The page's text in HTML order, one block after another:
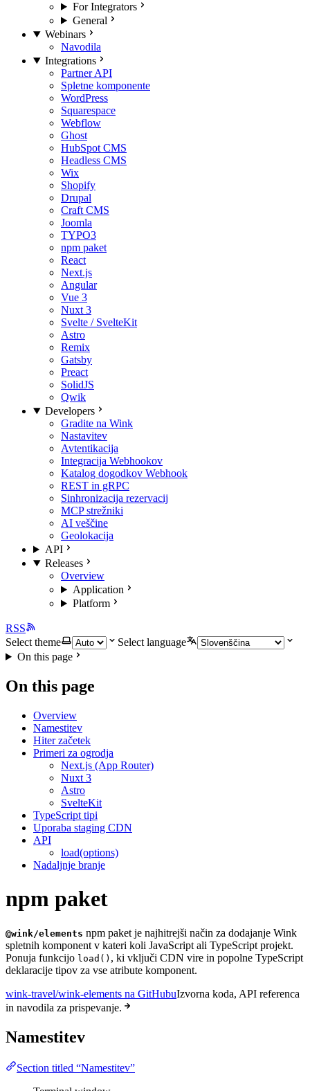
For Integrators
General
Webinars
Navodila
Integrations
Partner API
Spletne komponente
WordPress
Squarespace
Webflow
Ghost
HubSpot CMS
Headless CMS
Wix
Shopify
Drupal
Craft CMS
Joomla
TYPO3
npm paket
React
Next.js
Angular
Vue 3
Nuxt 3
Svelte / SvelteKit
Astro
Remix
Gatsby
Preact
SolidJS
Qwik
Developers
Gradite na Wink
Nastavitev
Avtentikacija
Integracija Webhookov
Katalog dogodkov Webhook
REST in gRPC
Sinhronizacija rezervacij
MCP strežniki
AI veščine
Geolokacija
API
Releases
Overview
Application
Platform
RSS
Select theme
Select language
On this page
On this page
Overview
Namestitev
Hiter začetek
Primeri za ogrodja
Next.js (App Router)
Nuxt 3
Astro
SvelteKit
TypeScript tipi
Uporaba staging CDN
API
load(options)
Nadaljnje branje
npm paket
@wink/elements npm paket je najhitrejši način za dodajanje Wink
spletnih komponent v kateri koli JavaScript ali TypeScript projekt.
Ponuja funkcijo load() , ki vključi CDN vire in popolne TypeScript
deklaracije tipov za vse atribute komponent.
wink-travel/wink-elements na GitHubuIzvorna koda, API referenca
in navodila za prispevanje.
Namestitev
Section titled “Namestitev”